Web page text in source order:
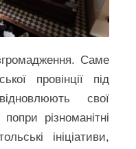
Саме
провінції під
свої
різноманітні
ініціативи,